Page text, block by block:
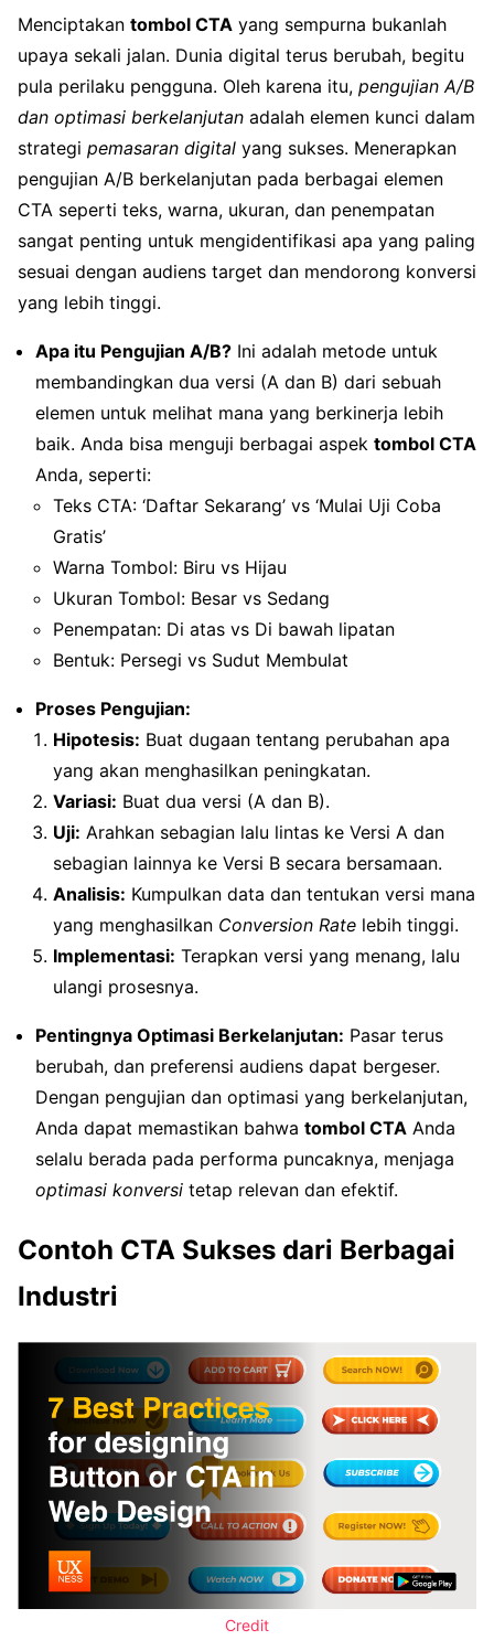
Menciptakan tombol CTA yang sempurna bukanlah
upaya sekali jalan. Dunia digital terus berubah, begitu
pula perilaku pengguna. Oleh karena itu, pengujian A/B
dan optimasi berkelanjutan adalah elemen kunci dalam
strategi pemasaran digital yang sukses. Menerapkan
pengujian A/B berkelanjutan pada berbagai elemen
CTA seperti teks, warna, ukuran, dan penempatan
sangat penting untuk mengidentifikasi apa yang paling
sesuai dengan audiens target dan mendorong konversi
yang lebih tinggi.
Apa itu Pengujian A/B? Ini adalah metode untuk
membandingkan dua versi (A dan B) dari sebuah
elemen untuk melihat mana yang berkinerja lebih
baik. Anda bisa menguji berbagai aspek tombol CTA
Anda, seperti:
Teks CTA: ‘Daftar Sekarang’ vs ‘Mulai Uji Coba
Gratis’
Warna Tombol: Biru vs Hijau
Ukuran Tombol: Besar vs Sedang
Penempatan: Di atas vs Di bawah lipatan
Bentuk: Persegi vs Sudut Membulat
Proses Pengujian:
Hipotesis: Buat dugaan tentang perubahan apa
yang akan menghasilkan peningkatan.
Variasi: Buat dua versi (A dan B).
Uji: Arahkan sebagian lalu lintas ke Versi A dan
sebagian lainnya ke Versi B secara bersamaan.
Analisis: Kumpulkan data dan tentukan versi mana
yang menghasilkan Conversion Rate lebih tinggi.
Implementasi: Terapkan versi yang menang, lalu
ulangi prosesnya.
Pentingnya Optimasi Berkelanjutan: Pasar terus
berubah, dan preferensi audiens dapat bergeser.
Dengan pengujian dan optimasi yang berkelanjutan,
Anda dapat memastikan bahwa tombol CTA Anda
selalu berada pada performa puncaknya, menjaga
optimasi konversi tetap relevan dan efektif.
Contoh CTA Sukses dari Berbagai
Industri
Credit